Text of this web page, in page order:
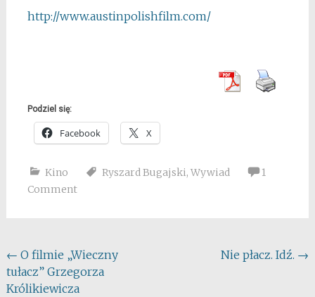
http://www.austinpolishfilm.com/
Podziel się:
Facebook X
Kino Ryszard Bugajski, Wywiad
1
Comment
Post
navigation
← O filmie „Wieczny
tułacz” Grzegorza
Królikiewicza
Nie płacz. Idź. →